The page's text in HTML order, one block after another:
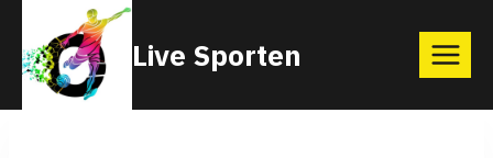
content
Live Sporten